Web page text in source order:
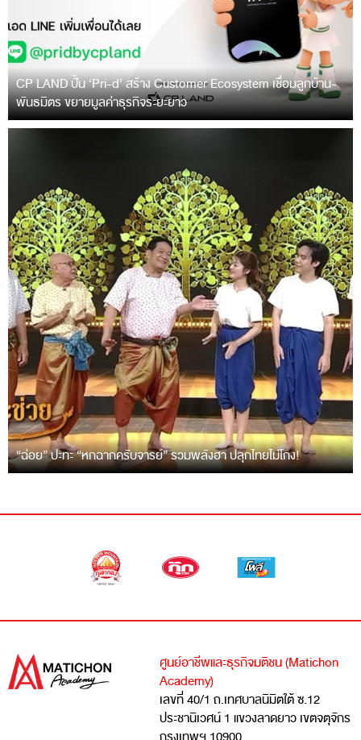
CP LAND ปั้น ‘Pri-d’ สร้าง Customer Ecosystem เชื่อมลูกบ้าน-
พันธมิตร ขยายมูลค่าธุรกิจระยะยาว
“ฉ่อย” ปะทะ “หกฉากครับจารย์” รวมพลังฮา ปลุกไทยไม่โกง!
ศูนย์อาชีพและธุรกิจมติชน (Matichon
Academy)
เลขที่ 40/1 ถ.เทศบาลนิมิตใต้ ซ.12
ประชานิเวศน์ 1 แขวงลาดยาว เขตจตุจักร